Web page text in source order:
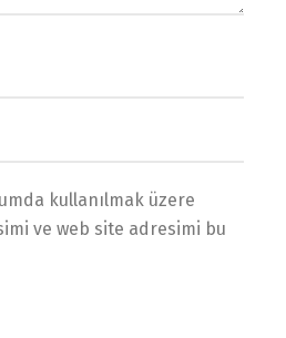
kullanılmak üzere
ve web site adresimi bu